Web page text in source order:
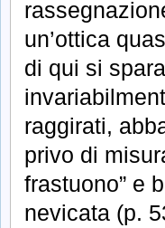
un’ottica
di qui si
raggirati,
privo di
frastuono” e
nevicata (p.